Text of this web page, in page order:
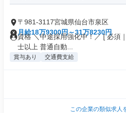
〒981-3117宮城県仙台市泉区
月給18万9300円～31万8230円
資格 ＼中途採用強化中！／ [ 必須
士以上 普通自動...
賞与あり 交通費支給
この企業の類似求人